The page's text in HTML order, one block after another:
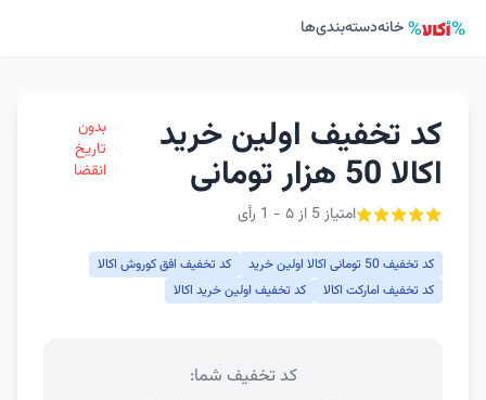
خانهدسته‌بندی‌ها
کد تخفیف اولین خرید
اکالا 50 هزار تومانی
امتیاز 5 از ۵ - 1 رأی
بدون
تاریخ
انقضا
کد تخفیف 50 تومانی اکالا اولین خرید
کد تخفیف افق کوروش اکالا
کد تخفیف امارکت اکالا
کد تخفیف اولین خرید اکالا
کد تخفیف شما: